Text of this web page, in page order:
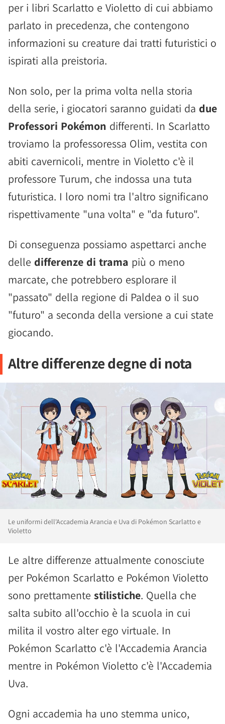
per i libri Scarlatto e Violetto di cui abbiamo
parlato in precedenza, che contengono
informazioni su creature dai tratti futuristici o
ispirati alla preistoria.
Non solo, per la prima volta nella storia
della serie, i giocatori saranno guidati da due
Professori Pokémon differenti. In Scarlatto
troviamo la professoressa Olim, vestita con
abiti cavernicoli, mentre in Violetto c'è il
professore Turum, che indossa una tuta
futuristica. I loro nomi tra l'altro significano
rispettivamente "una volta" e "da futuro".
Di conseguenza possiamo aspettarci anche
delle differenze di trama più o meno
marcate, che potrebbero esplorare il
"passato" della regione di Paldea o il suo
"futuro" a seconda della versione a cui state
giocando.
Altre differenze degne di nota
Le uniformi dell'Accademia Arancia e Uva di Pokémon Scarlatto e
Violetto
Le altre differenze attualmente conosciute
per Pokémon Scarlatto e Pokémon Violetto
sono prettamente stilistiche. Quella che
salta subito all'occhio è la scuola in cui
milita il vostro alter ego virtuale. In
Pokémon Scarlatto c'è l'Accademia Arancia
mentre in Pokémon Violetto c'è l'Accademia
Uva.
Ogni accademia ha uno stemma unico,